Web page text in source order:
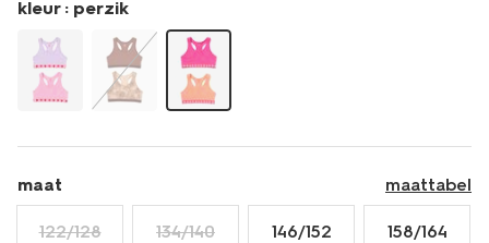
-2-
stuks-
perzik-
19302160PEACH.html
kleur : perzik
maat maattabel
122/128 134/140 146/152 158/164